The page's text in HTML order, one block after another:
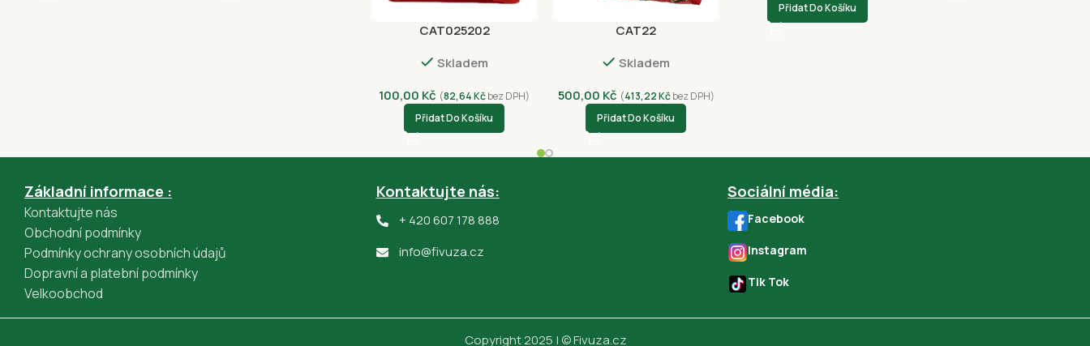
CAT025202
Skladem
100,00 Kč (82,64Kčbez DPH)
Přidat Do Košíku
CAT22
Skladem
500,00 Kč (413,22Kčbez DPH)
Přidat Do Košíku
Přidat Do Košíku
Základní informace :
Kontaktujte nás
Obchodní podmínky
Podmínky ochrany osobních údajů
Dopravní a platební podmínky
Velkoobchod
Kontaktujte nás:
+ 420 607 178 888
info@fivuza.cz
Sociální média:
Facebook
Instagram
Tik Tok
Copyright 2025 | © Fivuza.cz